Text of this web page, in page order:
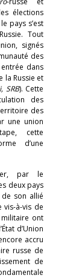
élections
pays s’est
Tout
signés
des
dans
la Russie et
SRB). Cette
des
des
une union
cette
d’une
par le
deux pays
son allié
à-vis de
militaire ont
d’Union
accru
russe de
de